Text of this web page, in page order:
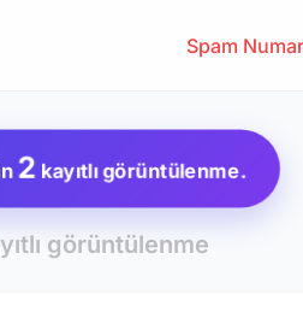
Spam
2 kayıtlı görüntülenme.
görüntülenme